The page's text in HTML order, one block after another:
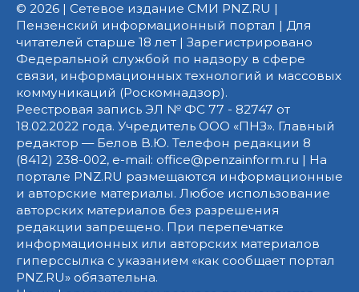
© 2026 | Сетевое издание СМИ PNZ.RU |
Пензенский информационный портал | Для
читателей старше 18 лет | Зарегистрировано
Федеральной службой по надзору в сфере
связи, информационных технологий и массовых
коммуникаций (Роскомнадзор).
Реестровая запись ЭЛ № ФС 77 - 82747 от
18.02.2022 года. Учредитель ООО «ПНЗ». Главный
редактор — Белов В.Ю. Телефон редакции 8
(8412) 238-002, e-mail: office@penzainform.ru | На
портале PNZ.RU размещаются информационные
и авторские материалы. Любое использование
авторских материалов без разрешения
редакции запрещено. При перепечатке
информационных или авторских материалов
гиперссылка с указанием «как сообщает портал
PNZ.RU» обязательна.